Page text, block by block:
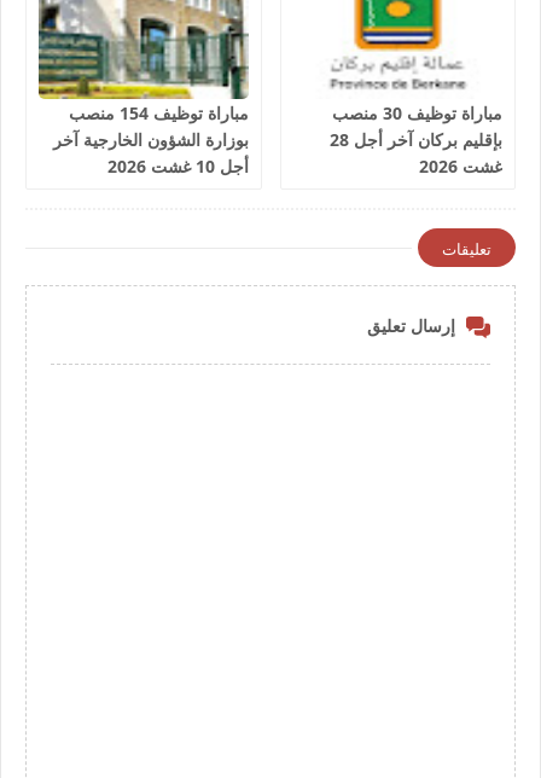
مباراة توظيف 30 منصب
بإقليم بركان آخر أجل 28
غشت 2026
مباراة توظيف 154 منصب
بوزارة الشؤون الخارجية آخر
أجل 10 غشت 2026
تعليقات
إرسال تعليق